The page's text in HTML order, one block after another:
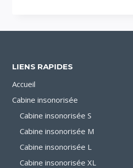
STUDIO
CABINE
DE
SILENCE
?
LIENS RAPIDES
Accueil
Cabine insonorisée
Cabine insonorisée S
Cabine insonorisée M
Cabine insonorisée L
Cabine insonorisée XL